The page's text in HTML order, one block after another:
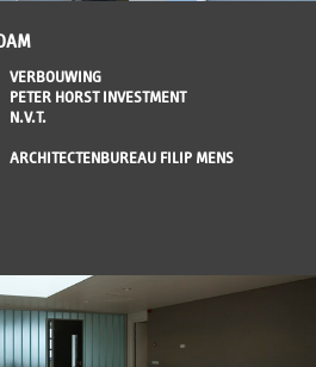
VERBOUWING
PETER HORST INVESTMENT
N.V.T.
ARCHITECTENBUREAU FILIP MENS